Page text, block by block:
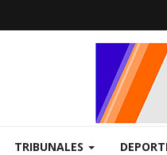
TRIBUNALES